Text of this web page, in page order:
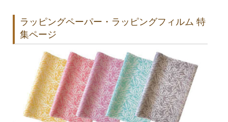
ラッピングペーパー・ラッピングフィルム 特
集ページ